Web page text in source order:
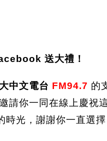
送大禮！
中文電台 FM94.7 的
請你一同在線上慶祝
時光，謝謝你一直選擇